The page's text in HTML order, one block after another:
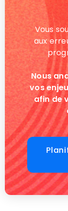
Vous
aux
Nous
vos
afin de